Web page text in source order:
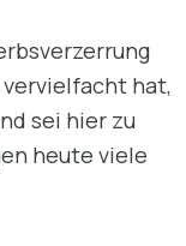
hat,
sei hier zu
heute viele